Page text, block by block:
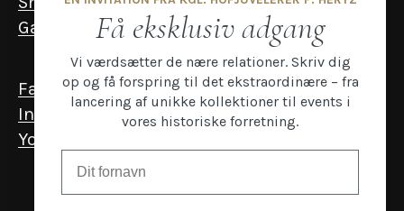
Gavekort
Facebook
Instagram
YouTube
Få eksklusiv adgang
Vi værdsætter de nære relationer. Skriv dig
op og få forspring til det ekstraordinære – fra
lancering af unikke kollektioner til events i
vores historiske forretning.